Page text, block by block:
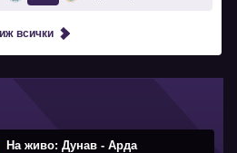
всички
На живо: Дунав - Арда